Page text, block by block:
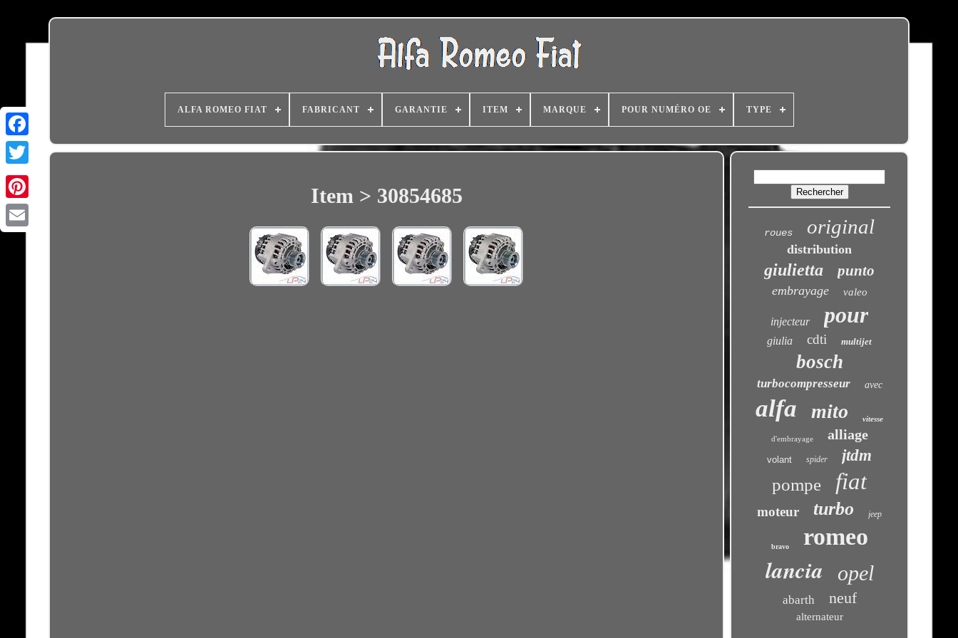
ALFA ROMEO FIAT FABRICANT GARANTIE ITEM MARQUE POUR NUMÉRO OE TYPE
Item > 30854685
roues original
distribution
giulietta punto
embrayage valeo
injecteur pour
giulia cdti multijet
bosch
turbocompresseur avec
alfa mito vitesse
d'embrayage alliage
volant spider jtdm
pompe fiat
moteur turbo jeep
bravo romeo
lancia opel
abarth neuf
alternateur